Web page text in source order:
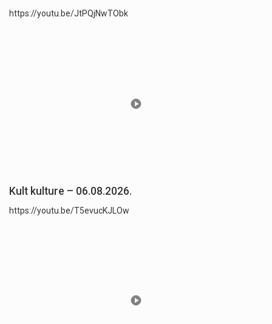
https://youtu.be/JtPQjNwTObk
Kult kulture – 06.08.2026.
https://youtu.be/T5evucKJLOw